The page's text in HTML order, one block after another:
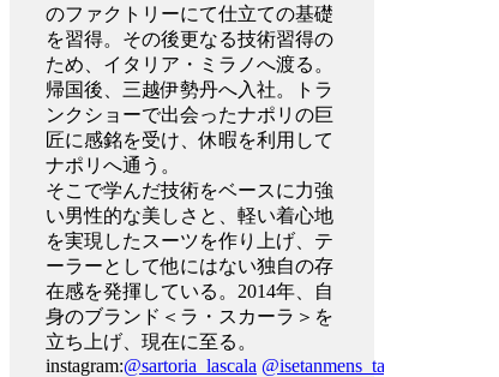
のファクトリーにて仕立ての基礎
を習得。その後更なる技術習得の
ため、イタリア・ミラノへ渡る。
帰国後、三越伊勢丹へ入社。トラ
ンクショーで出会ったナポリの巨
匠に感銘を受け、休暇を利用して
ナポリへ通う。
そこで学んだ技術をベースに力強
い男性的な美しさと、軽い着心地
を実現したスーツを作り上げ、テ
ーラーとして他にはない独自の存
在感を発揮している。2014年、自
身のブランド＜ラ・スカーラ＞を
立ち上げ、現在に至る。
instagram:@sartoria_lascala @isetanmens_tailored_clothing